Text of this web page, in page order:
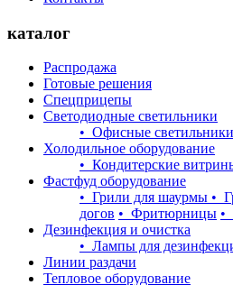
каталог
Распродажа
Готовые решения
Спецприцепы
Светодиодные светильники
• Офисные светильники
Холодильное оборудование
• Кондитерские
Фастфуд оборудование
• Грили для шаурмы •
догов • Фритюрницы •
Дезинфекция и очистка
• Лампы для
Линии раздачи
Тепловое оборудование